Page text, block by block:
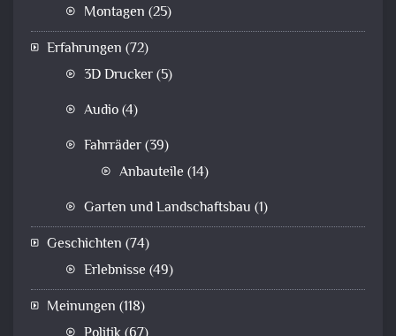
Montagen (25)
Erfahrungen (72)
3D Drucker(5)
Audio(4)
Fahrräder(39)
Anbauteile (14)
Garten und Landschaftsbau (1)
Geschichten (74)
Erlebnisse (49)
Meinungen (118)